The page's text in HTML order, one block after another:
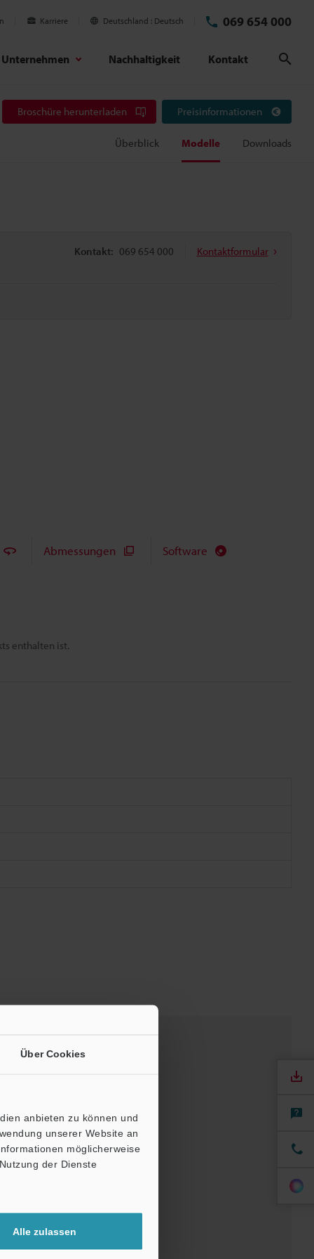
Über Cookies
anbieten zu können und
unserer Website an
möglicherweise
der Dienste
Alle zulassen
Karriere Deutschland Deutsch 069 654 000
Unternehmen Nachhaltigkeit Kontakt
Broschüre herunterladen Preisinformationen
Überblick Modelle Downloads
Kontakt: 069 654 000 Kontaktformular
enthalten ist.
Abmessungen Software